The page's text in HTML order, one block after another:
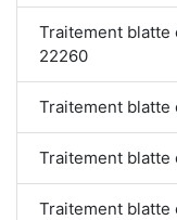
Traitement blatte
22260
Traitement blatte
Traitement blatte
Traitement blatte